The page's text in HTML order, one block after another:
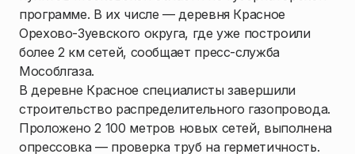
программе. В их числе — деревня Красное
Орехово-Зуевского округа, где уже построили
более 2 км сетей, сообщает пресс-служба
Мособлгаза.
В деревне Красное специалисты завершили
строительство распределительного газопровода.
Проложено 2 100 метров новых сетей, выполнена
опрессовка — проверка труб на герметичность.